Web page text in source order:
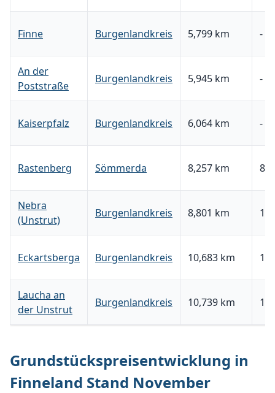
Finne Burgenlandkreis 5,799 km -
An der
Poststraße
Burgenlandkreis 5,945 km -
Kaiserpfalz Burgenlandkreis 6,064 km -
Rastenberg Sömmerda 8,257 km
Nebra
(Unstrut)
Burgenlandkreis 8,801 km
Eckartsberga Burgenlandkreis 10,683 km
Laucha an
der Unstrut
Burgenlandkreis 10,739 km
Grundstückspreisentwicklung in
Finneland Stand November